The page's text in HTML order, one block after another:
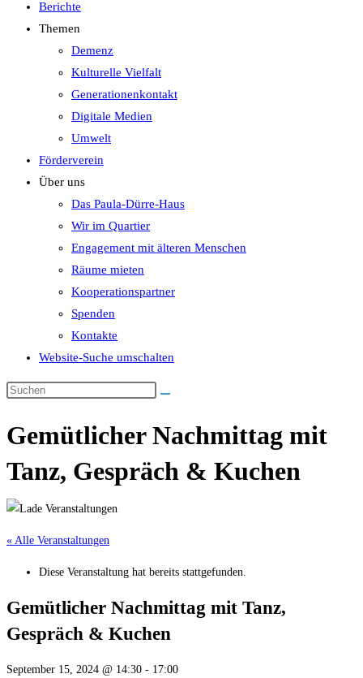
Berichte
Themen
Demenz
Kulturelle Vielfalt
Generationenkontakt
Digitale Medien
Umwelt
Förderverein
Über uns
Das Paula-Dürre-Haus
Wir im Quartier
Engagement mit älteren Menschen
Räume mieten
Kooperationspartner
Spenden
Kontakte
Website-Suche umschalten
Gemütlicher Nachmittag mit
Tanz, Gespräch & Kuchen
« Alle Veranstaltungen
Diese Veranstaltung hat bereits stattgefunden.
Gemütlicher Nachmittag mit Tanz,
Gespräch & Kuchen
September 15, 2024 @ 14:30 - 17:00